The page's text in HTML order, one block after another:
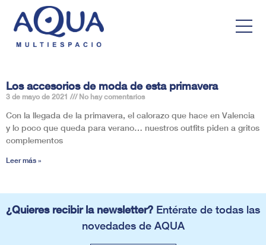
Los accesorios de moda de esta primavera
3 de mayo de 2021 No hay comentarios
Con la llegada de la primavera, el calorazo que hace en Valencia
y lo poco que queda para verano… nuestros outfits piden a gritos
complementos
Leer más »
¿Quieres recibir la newsletter? Entérate de todas las
novedades de AQUA